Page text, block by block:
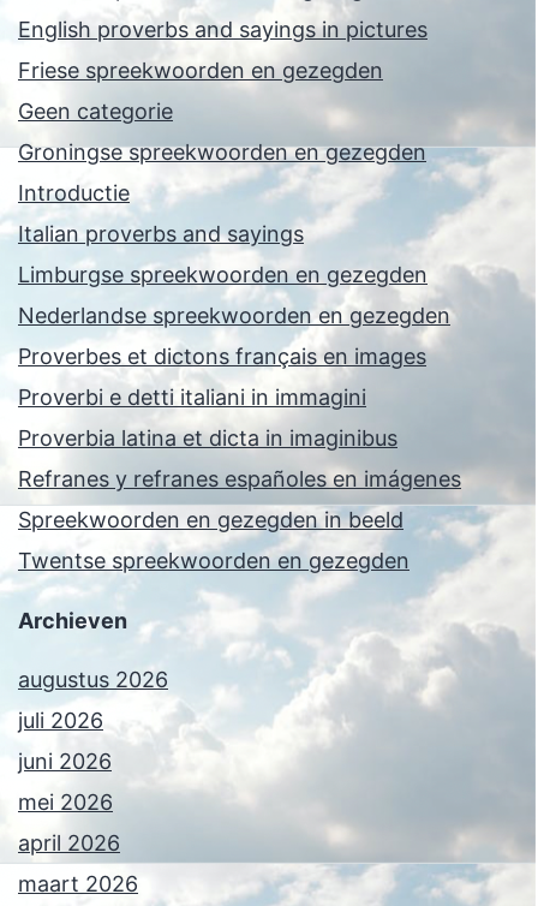
English proverbs and sayings in pictures
Friese spreekwoorden en gezegden
Geen categorie
Groningse spreekwoorden en gezegden
Introductie
Italian proverbs and sayings
Limburgse spreekwoorden en gezegden
Nederlandse spreekwoorden en gezegden
Proverbes et dictons français en images
Proverbi e detti italiani in immagini
Proverbia latina et dicta in imaginibus
Refranes y refranes españoles en imágenes
Spreekwoorden en gezegden in beeld
Twentse spreekwoorden en gezegden
Archieven
augustus 2026
juli 2026
juni 2026
mei 2026
april 2026
maart 2026